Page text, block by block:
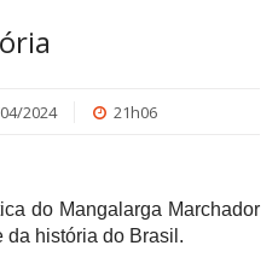
2024 21h06
do Mangalarga Marchador
da história do Brasil.